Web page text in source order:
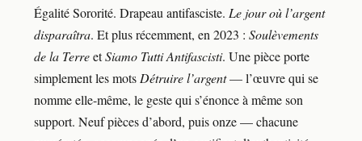
Égalité Sororité. Drapeau antifasciste. Le jour où l’argent
disparaîtra. Et plus récemment, en 2023 :Soulèvements
de la TerreetSiamo Tutti Antifascisti. Une pièce porte
simplement les mots Détruire l’argent— l’œuvre qui se
nomme elle-même, le geste qui s’énonce à même son
support. Neuf pièces d’abord, puis onze — chacune